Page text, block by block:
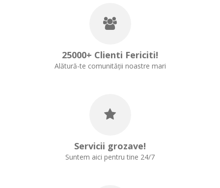
25000+ Clienti Fericiti!
Alătură-te comunității noastre mari
Servicii grozave!
Suntem aici pentru tine 24/7